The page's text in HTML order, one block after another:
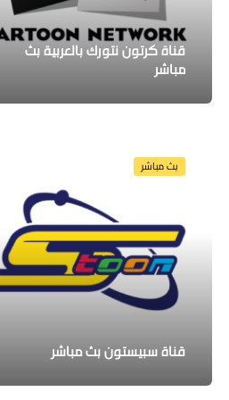
قناة كرتون نتورك بالعربية بث
مباشر
بث مباشر
قناة سبيستون بث مباشر